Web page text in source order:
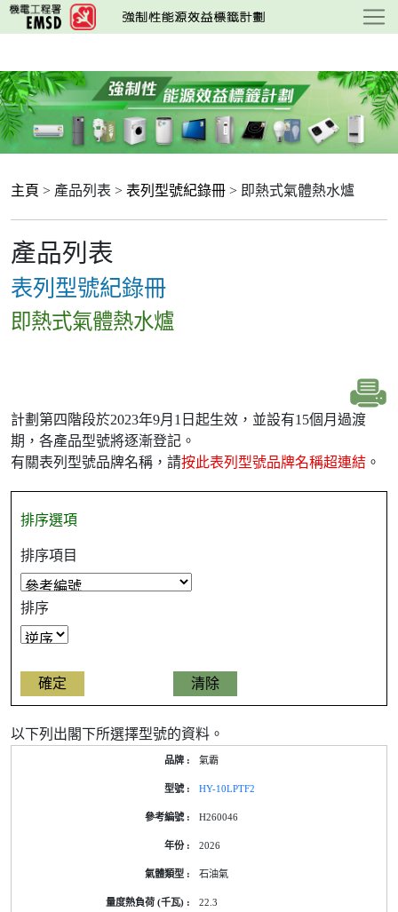
跳
至
要
內
容
主頁 > 產品列表 > 表列型號紀錄冊 > 即熱式氣體熱水爐
產品列表
表列型號紀錄冊
即熱式氣體熱水爐
計劃第四階段於2023年9月1日起生效，並設有15個月過渡
期，各產品型號將逐漸登記。
有關表列型號品牌名稱，請按此表列型號品牌名稱超連結 。
排序選項
排序項目
排序
以下列出閣下所選擇型號的資料。
氣霸
HY-10LPTF2
H260046
2026
石油氣
22.3